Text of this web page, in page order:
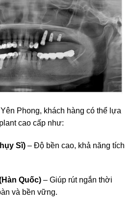
Phong, khách hàng có thể lựa
cao cấp như:
Sĩ) – Độ bền cao, khả năng tích
Quốc) – Giúp rút ngắn thời
và bền vững.